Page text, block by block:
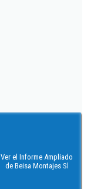
Ver el Informe Ampliado
de Beisa Montajes Sl